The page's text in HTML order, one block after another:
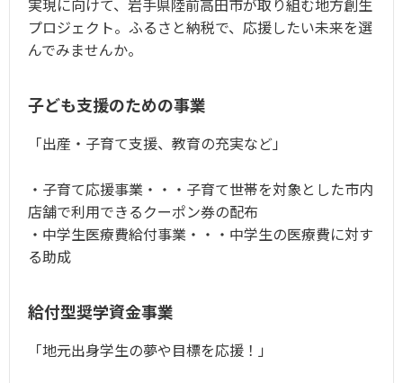
実現に向けて、岩手県陸前高田市が取り組む地方創生
プロジェクト。ふるさと納税で、応援したい未来を選
んでみませんか。
子ども支援のための事業
「出産・子育て支援、教育の充実など」
・子育て応援事業・・・子育て世帯を対象とした市内
店舗で利用できるクーポン券の配布
・中学生医療費給付事業・・・中学生の医療費に対す
る助成
給付型奨学資金事業
「地元出身学生の夢や目標を応援！」